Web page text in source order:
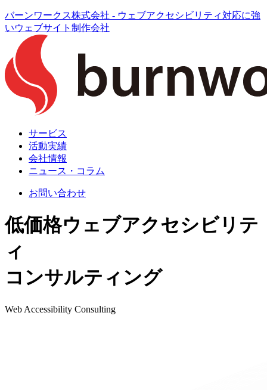
バーンワークス株式会社 - ウェブアクセシビリティ対応に強
いウェブサイト制作会社
サービス
活動実績
会社情報
ニュース・コラム
お問い合わせ
低価格ウェブアクセシビリテ
ィ
コンサルティング
Web Accessibility Consulting